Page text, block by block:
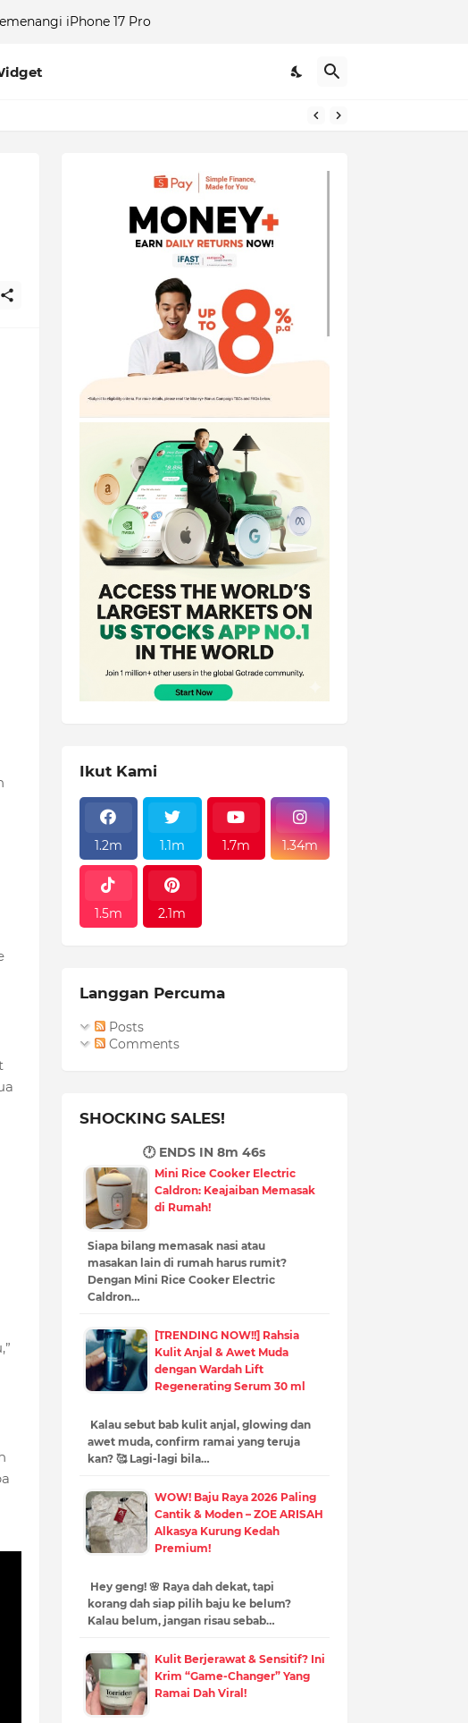
iPhone 17 Pro
Ikut Kami
1.2m 1.1m 1.7m 1.34m
1.5m 2.1m
Langgan Percuma
Posts
Comments
SHOCKING SALES!
🕐 ENDS IN8m 45s
Mini Rice Cooker Electric
Caldron: Keajaiban Memasak
di Rumah!
Siapa bilang memasak nasi atau
masakan lain di rumah harus rumit?
Dengan Mini Rice Cooker Electric
Caldron…
[TRENDING NOW!!] Rahsia
Kulit Anjal & Awet Muda
dengan Wardah Lift
Regenerating Serum 30 ml
Kalau sebut bab kulit anjal, glowing dan
awet muda, confirm ramai yang teruja
kan? 🥰 Lagi-lagi bila…
WOW! Baju Raya 2026 Paling
Cantik & Moden – ZOE ARISAH
Alkasya Kurung Kedah
Premium!
Hey geng! 🌸 Raya dah dekat, tapi
korang dah siap pilih baju ke belum?
Kalau belum, jangan risau sebab…
Kulit Berjerawat & Sensitif? Ini
Krim “Game-Changer” Yang
Ramai Dah Viral!